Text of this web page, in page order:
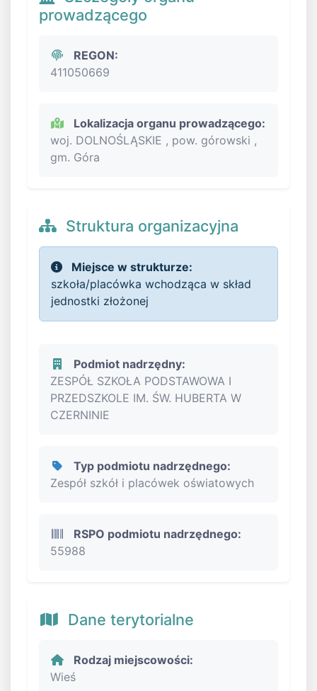
prowadzącego
REGON:
411050669
Lokalizacja organu prowadzącego:
woj. DOLNOŚLĄSKIE , pow. górowski ,
gm. Góra
Struktura organizacyjna
Miejsce w strukturze:
szkoła/placówka wchodząca w skład
jednostki złożonej
Podmiot nadrzędny:
ZESPÓŁ SZKOŁA PODSTAWOWA I
PRZEDSZKOLE IM. ŚW. HUBERTA W
CZERNINIE
Typ podmiotu nadrzędnego:
Zespół szkół i placówek oświatowych
RSPO podmiotu nadrzędnego:
55988
Dane terytorialne
Rodzaj miejscowości:
Wieś